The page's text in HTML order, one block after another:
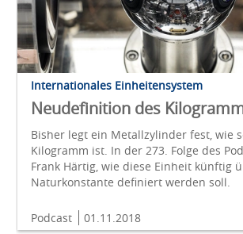
Internationales Einheitensystem
Neudefinition des
Bisher legt ein Metallzylinder fest, wie
Kilogramm ist. In der 273. Folge des
Frank Härtig, wie diese Einheit künftig
Naturkonstante definiert werden soll.
Podcast 01.11.2018